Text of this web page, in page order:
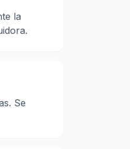
la
Se